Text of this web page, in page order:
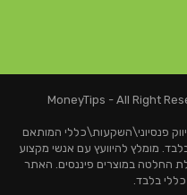
MoneyTips - All Right
פנסיוני\השקעות\כללי המותאם
מומלץ להיוועץ עם אנשי מקצוע
החלטה במוצרים פיננסים. האתר
בלבד.